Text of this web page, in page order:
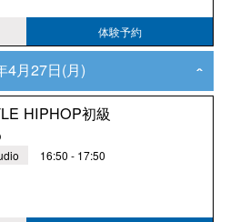
体験予約
4月27日(月) ‹
HIPHOP初級
16:50 - 17:50